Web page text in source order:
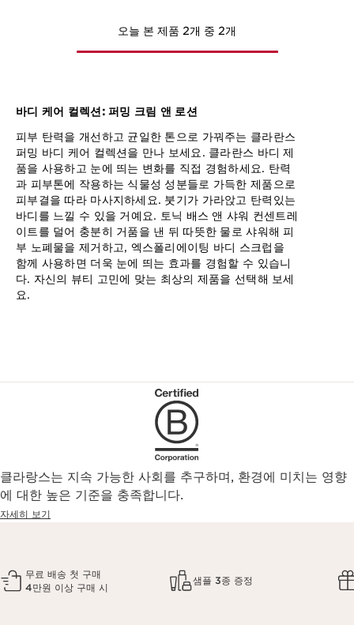
오늘 본 제품 2개 중 2개
바디 케어 컬렉션: 퍼밍 크림 앤 로션
피부 탄력을 개선하고 균일한 톤으로 가꿔주는 클라란스
퍼밍 바디 케어 컬렉션을 만나 보세요. 클라란스 바디 제
품을 사용하고 눈에 띄는 변화를 직접 경험하세요. 탄력
과 피부톤에 작용하는 식물성 성분들로 가득한 제품으로
피부결을 따라 마사지하세요. 붓기가 가라앉고 탄력있는
바디를 느낄 수 있을 거예요. 토닉 배스 앤 샤워 컨센트레
이트를 덜어 충분히 거품을 낸 뒤 따뜻한 물로 샤워해 피
부 노폐물을 제거하고, 엑스폴리에이팅 바디 스크럽을
함께 사용하면 더욱 눈에 띄는 효과를 경험할 수 있습니
다. 자신의 뷰티 고민에 맞는 최상의 제품을 선택해 보세
요.
클라랑스는 지속 가능한 사회를 추구하며, 환경에 미치는 영향
에 대한 높은 기준을 충족합니다.
자세히 보기
무료 배송 첫 구매
4만원 이상 구매 시
샘플 3종 증정